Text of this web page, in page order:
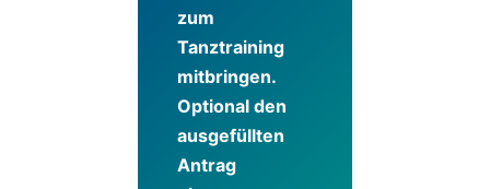
zum
Tanztraining
mitbringen.
Optional den
ausgefüllten
Antrag